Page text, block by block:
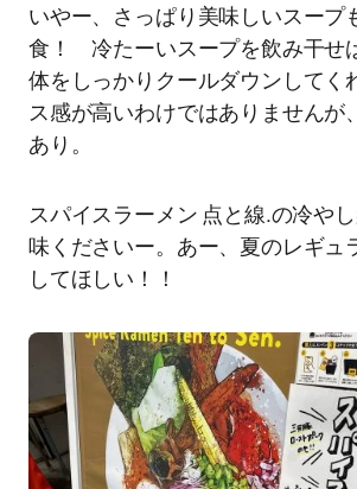
いやー、さっぱり美味しいスープ
食！ 冷たーいスープを飲み干せ
体をしっかりクールダウンしてく
ス感が高いわけではありませんが
あり。
スパイスラーメン 点と線.の冷や
味くださいー。あー、夏のレギュ
してほしい！！